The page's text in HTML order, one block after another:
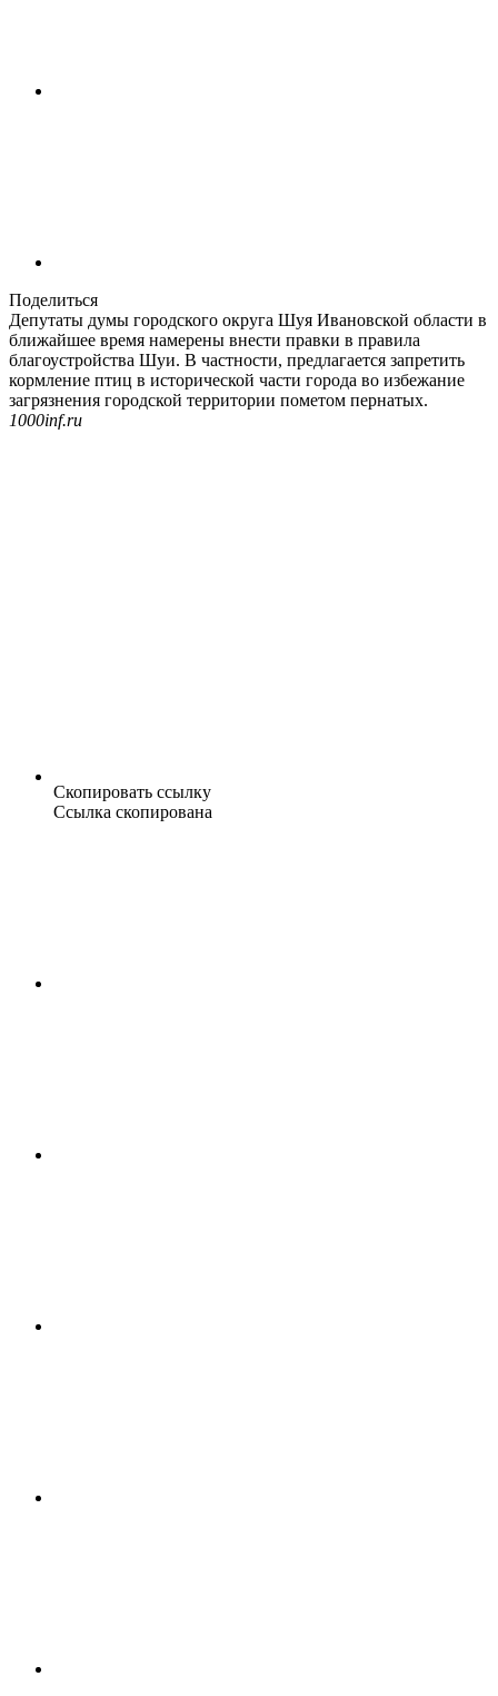
Поделиться
Депутаты думы городского округа Шуя Ивановской области в
ближайшее время намерены внести правки в правила
благоустройства Шуи. В частности, предлагается запретить
кормление птиц в исторической части города во избежание
загрязнения городской территории пометом пернатых.
1000inf.ru
Скопировать ссылку
Ссылка скопирована